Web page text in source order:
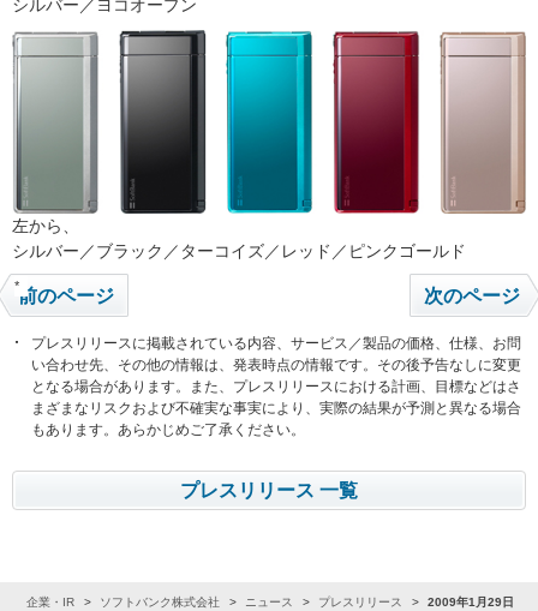
シルバー／ヨコオープン
左から、
シルバー／ブラック／ターコイズ／レッド／ピンクゴールド
*前のページ 次のページ
プレスリリースに掲載されている内容、サービス／製品の価格、仕様、お問
い合わせ先、その他の情報は、発表時点の情報です。その後予告なしに変更
となる場合があります。また、プレスリリースにおける計画、目標などはさ
まざまなリスクおよび不確実な事実により、実際の結果が予測と異なる場合
もあります。あらかじめご了承ください。
プレスリリース 一覧
企業・IR ソフトバンク株式会社 ニュース プレスリリース 2009年1月29日